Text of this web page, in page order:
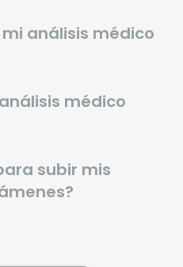
análisis médico
médico
subir mis